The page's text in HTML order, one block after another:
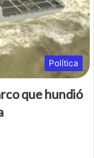
Política
que hundió